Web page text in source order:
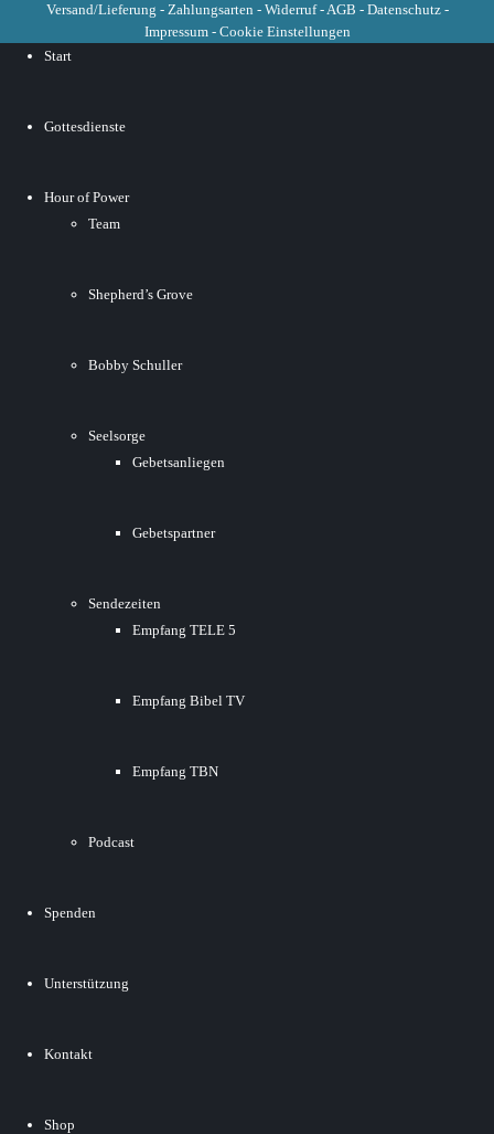
Versand/Lieferung - Zahlungsarten - Widerruf-AGB - Datenschutz-
Impressum- Cookie Einstellungen
Start
Gottesdienste
Hour of Power
Team
Shepherd’s Grove
Bobby Schuller
Seelsorge
Gebetsanliegen
Gebetspartner
Sendezeiten
Empfang TELE 5
Empfang Bibel TV
Empfang TBN
Podcast
Spenden
Unterstützung
Kontakt
Shop